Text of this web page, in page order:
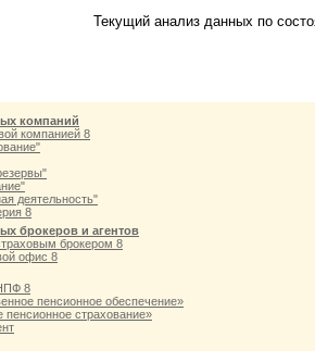
Текущий анализ данных по
компаний
компанией 8
деятельность"
8
брокеров и агентов
брокером 8
офис 8
8
пенсионное обеспечение»
страхование»